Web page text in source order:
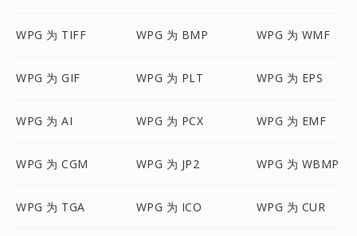
WPG 为 TIFF WPG 为 BMP WPG 为 WMF
WPG 为 GIF WPG 为 PLT WPG 为 EPS
WPG 为 AI WPG 为 PCX WPG 为 EMF
WPG 为 CGM WPG 为 JP2 WPG 为 WBMP
WPG 为 TGA WPG 为 ICO WPG 为 CUR